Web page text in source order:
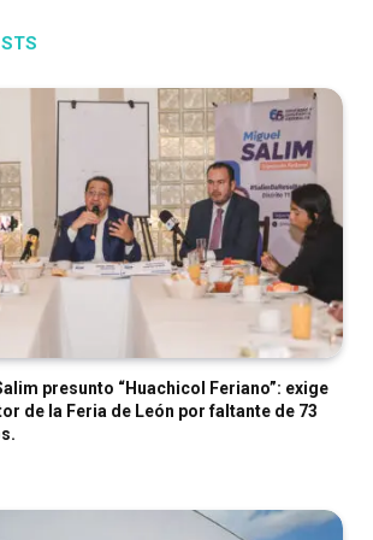
presunto “Huachicol Feriano”: exige
de la Feria de León por faltante de 73